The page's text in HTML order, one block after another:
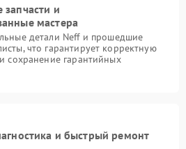
и
мастера
детали Neff и прошедшие
что гарантирует корректную
сохранение гарантийных
и быстрый ремонт